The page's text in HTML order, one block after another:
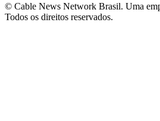
© Cable News Network Brasil. Uma
Todos os direitos reservados.